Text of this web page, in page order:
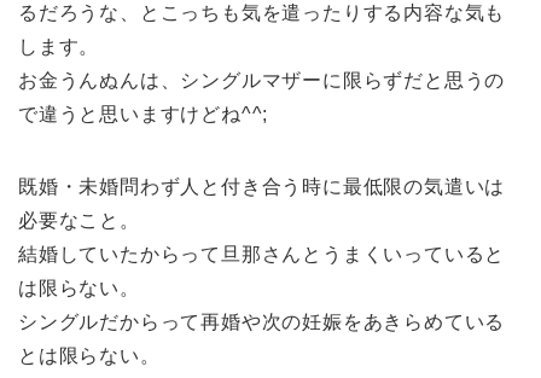
るだろうな、とこっちも気を遣ったりする内容な気も
します。
お金うんぬんは、シングルマザーに限らずだと思うの
で違うと思いますけどね^^;
既婚・未婚問わず人と付き合う時に最低限の気遣いは
必要なこと。
結婚していたからって旦那さんとうまくいっていると
は限らない。
シングルだからって再婚や次の妊娠をあきらめている
とは限らない。